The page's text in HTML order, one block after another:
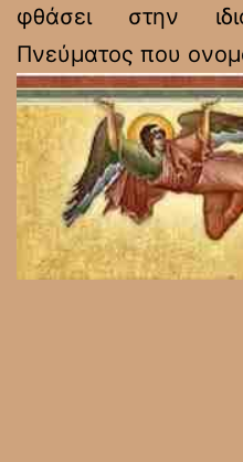
φθάσει στην
Πνεύματος που